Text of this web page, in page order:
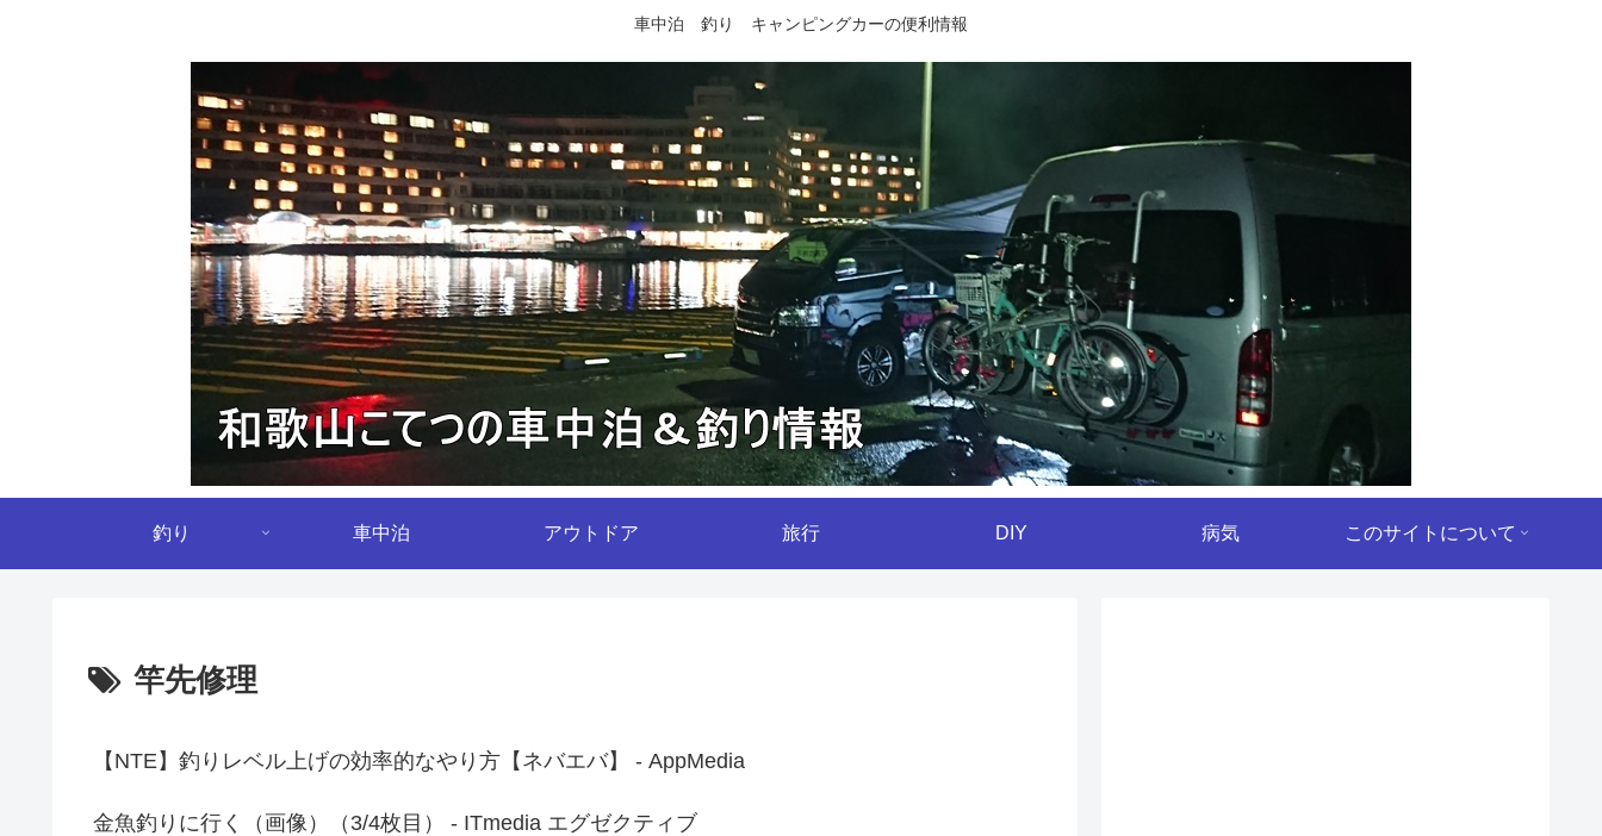
車中泊 釣り キャンピングカーの便利情報
釣り 車中泊 アウトドア 旅行 DIY 病気 このサイトについて
竿先修理
【NTE】釣りレベル上げの効率的なやり方【ネバエバ】 - AppMedia
金魚釣りに行く（画像）（3/4枚目） - ITmedia エグゼクティブ